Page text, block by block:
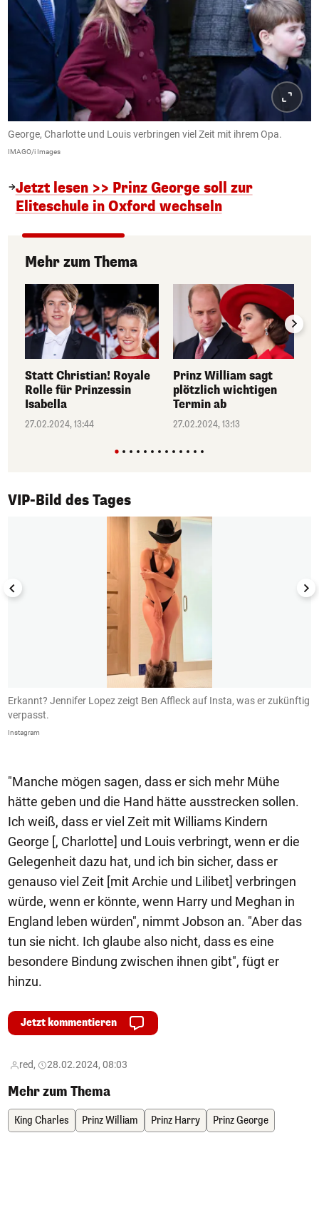
George, Charlotte und Louis verbringen viel Zeit mit ihrem Opa.
IMAGO/i Images
Jetzt lesen >> Prinz George soll zur
Eliteschule in Oxford wechseln
Mehr zum Thema
Statt Christian! Royale
Rolle für Prinzessin
Isabella
27.02.2024, 13:44
Prinz William sagt
plötzlich wichtigen
Termin ab
27.02.2024, 13:13
VIP-Bild des Tages
1/50
Erkannt? Jennifer Lopez zeigt Ben Affleck auf Insta, was er zukünftig
verpasst.
Instagram
"Manche mögen sagen, dass er sich mehr Mühe
hätte geben und die Hand hätte ausstrecken sollen.
Ich weiß, dass er viel Zeit mit Williams Kindern
George [, Charlotte] und Louis verbringt, wenn er die
Gelegenheit dazu hat, und ich bin sicher, dass er
genauso viel Zeit [mit Archie und Lilibet] verbringen
würde, wenn er könnte, wenn Harry und Meghan in
England leben würden", nimmt Jobson an. "Aber das
tun sie nicht. Ich glaube also nicht, dass es eine
besondere Bindung zwischen ihnen gibt", fügt er
hinzu.
Jetzt kommentieren
red, 28.02.2024, 08:03
Mehr zum Thema
King Charles Prinz William Prinz Harry Prinz George